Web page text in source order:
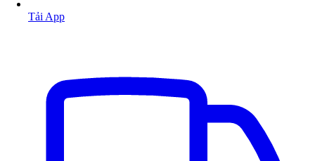
Tải App